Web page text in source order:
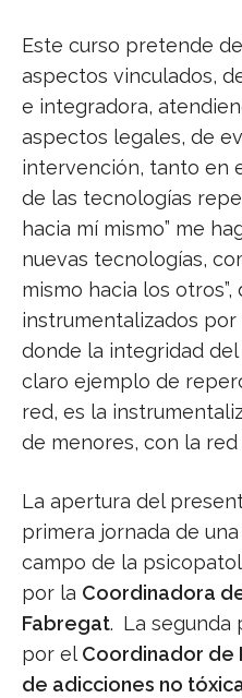
Este curso pretende
aspectos vinculados,
e integradora,
aspectos legales, de
intervención, tanto en
de las tecnologías
hacia mí mismo” me
nuevas tecnologías,
mismo hacia los
instrumentalizados por
donde la integridad
claro ejemplo de
red, es la
de menores, con la
La apertura del
primera jornada de
campo de la
por la Coordinadora
Fabregat. La segunda
por elCoordinador de
de adicciones no